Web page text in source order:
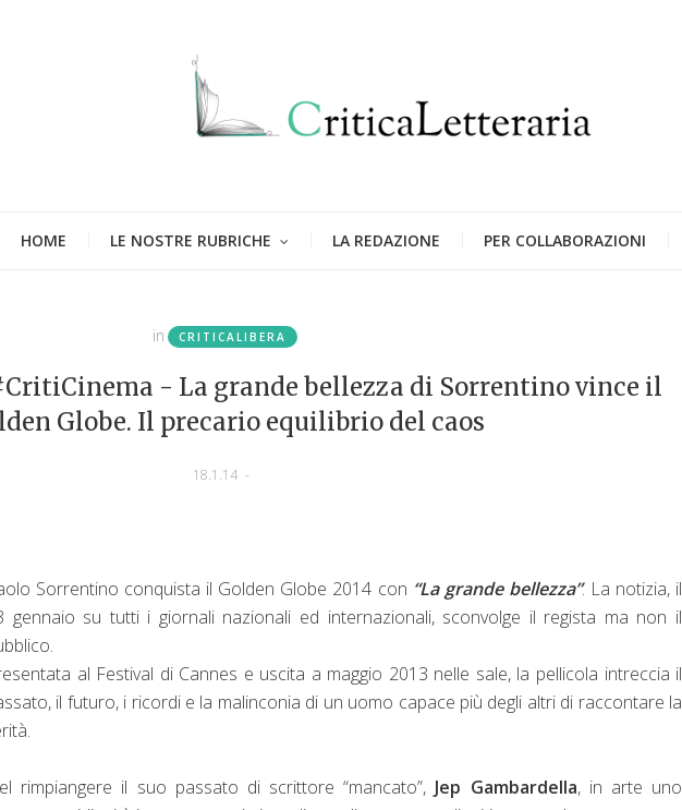
HOME LE NOSTRE RUBRICHE LA REDAZIONE PER COLLABORAZIONI
in CRITICALIBERA
- La grande bellezza di Sorrentino vince il
Globe. Il precario equilibrio del caos
18.1.14 -
Sorrentino conquista il Golden Globe 2014 con “La grande bellezza”. La notizia, il
gennaio su tutti i giornali nazionali ed internazionali, sconvolge il regista ma non il
al Festival di Cannes e uscita a maggio 2013 nelle sale, la pellicola intreccia il
il futuro, i ricordi e la malinconia di un uomo capace più degli altri di raccontare la
rimpiangere il suo passato di scrittore “mancato”, Jep Gambardella, in arte uno